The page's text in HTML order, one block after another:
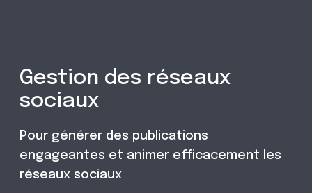
Gestion des réseaux
sociaux
Pour générer des publications
engageantes et animer efficacement les
réseaux sociaux